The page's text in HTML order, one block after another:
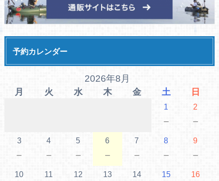
予約カレンダー
2026年8月
月 火 水 木 金 土 日
1
－
2
－
3
－
4
－
5
－
6
－
7
－
8
－
9
－
10 11 12 13 14 15 16